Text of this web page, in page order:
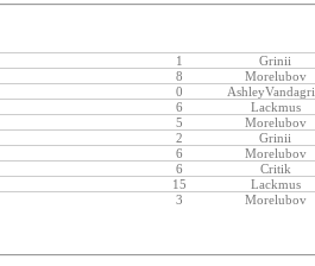
1
Grinii
8
Morelubov
0
6
Lackmus
5
Morelubov
2
Grinii
6
Morelubov
6
Critik
15
Lackmus
3 Morelubov